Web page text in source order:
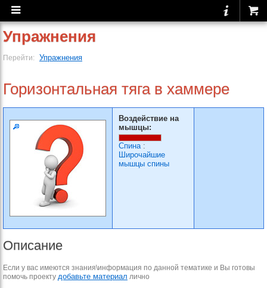
Упражнения
Перейти: Упражнения
Горизонтальная тяга в хаммере
Воздействие на
мышцы:
Спина:
Широчайшие
мышцы спины
Описание
Если у вас имеются знания\информация по данной тематике и Вы готовы
помочь проекту добавьте материал лично